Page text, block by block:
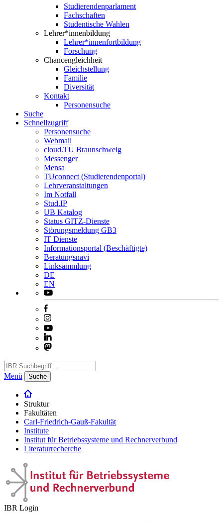
Studierendenparlament
Fachschaften
Studentische Wahlen
Lehrer*innenbildung
Lehrer*innenfortbildung
Forschung
Chancengleichheit
Gleichstellung
Familie
Diversität
Kontakt
Personensuche
Suche
Schnellzugriff
Personensuche
Webmail
cloud.TU Braunschweig
Messenger
Mensa
TUconnect (Studierendenportal)
Lehrveranstaltungen
Im Notfall
Stud.IP
UB Katalog
Status GITZ-Dienste
Störungsmeldung GB3
IT Dienste
Informationsportal (Beschäftigte)
Beratungsnavi
Linksammlung
DE
EN
Menü Suche
Struktur
Fakultäten
Carl-Friedrich-Gauß-Fakultät
Institute
Institut für Betriebssysteme und Rechnerverbund
Literaturrecherche
IBR Login